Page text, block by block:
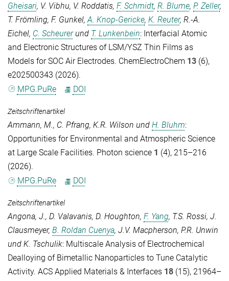
Gheisari, V. Vibhu, V. Roddatis, F. Schmidt, R. Blume, P. Zeller,
T. Frömling, F. Gunkel,A. Knop-Gericke, K. Reuter, R.-A.
Eichel, C. Scheurerund T. Lunkenbein: Interfacial Atomic
and Electronic Structures of LSM/YSZ Thin Films as
Models for SOC Air Electrodes. ChemElectroChem 13 (6),
e202500343 (2026).
MPG.PuRe
DOI
Zeitschriftenartikel
Ammann, M., C. Pfrang, K.R. Wilson und H. Bluhm:
Opportunities for Environmental and Atmospheric Science
at Large Scale Facilities. Photon science 1 (4), 215–216
(2026).
MPG.PuRe
DOI
Zeitschriftenartikel
Angona, J., D. Valavanis, D. Houghton, F. Yang, T.S. Rossi, J.
Clausmeyer, B. Roldan Cuenya, J.V. Macpherson, P.R. Unwin
und K. Tschulik: Multiscale Analysis of Electrochemical
Dealloying of Bimetallic Nanoparticles to Tune Catalytic
Activity. ACS Applied Materials & Interfaces 18 (15), 21964–